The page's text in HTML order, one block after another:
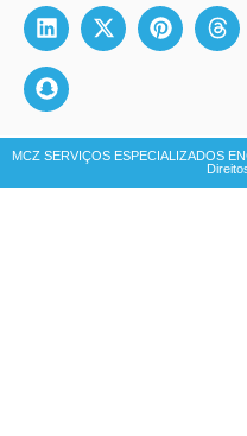
MCZ SERVIÇOS ESPECIALIZADOS